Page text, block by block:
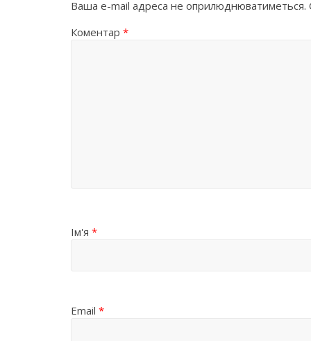
Ваша e-mail адреса не оприлюднюватиметься.
Коментар *
Ім'я *
Email *